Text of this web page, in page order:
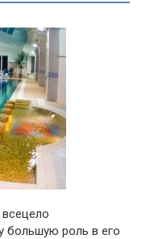
большую роль в его